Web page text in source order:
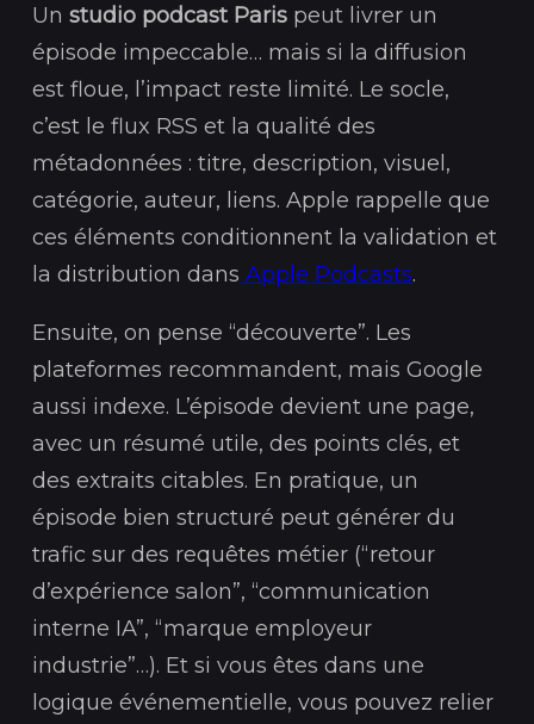
Un studio podcast Paris peut livrer un
épisode impeccable… mais si la diffusion
est floue, l’impact reste limité. Le socle,
c’est le flux RSS et la qualité des
métadonnées : titre, description, visuel,
catégorie, auteur, liens. Apple rappelle que
ces éléments conditionnent la validation et
la distribution dans Apple Podcasts.
Ensuite, on pense “découverte”. Les
plateformes recommandent, mais Google
aussi indexe. L’épisode devient une page,
avec un résumé utile, des points clés, et
des extraits citables. En pratique, un
épisode bien structuré peut générer du
trafic sur des requêtes métier (“retour
d’expérience salon”, “communication
interne IA”, “marque employeur
industrie”…). Et si vous êtes dans une
logique événementielle, vous pouvez relier